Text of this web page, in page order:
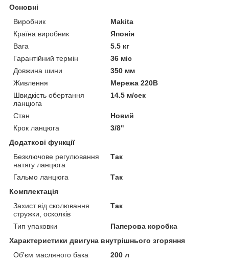
Основні
Виробник
Makita
Країна виробник
Японія
Вага
5.5 кг
Гарантійний термін
36 міс
Довжина шини
350 мм
Живлення
Мережа 220В
Швидкість обертання
ланцюга
14.5 м/сек
Стан
Новий
Крок ланцюга
3/8"
Додаткові функції
Безключове регулювання
натягу ланцюга
Так
Гальмо ланцюга
Так
Комплектація
Захист від сколювання
стружки, осколків
Так
Тип упаковки
Паперова коробка
Характеристики двигуна внутрішнього згоряння
Об'єм масляного бака
200 л